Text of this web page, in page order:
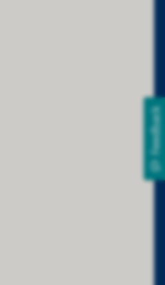
Feedback